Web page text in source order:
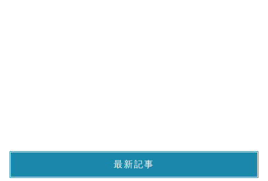
最新記事